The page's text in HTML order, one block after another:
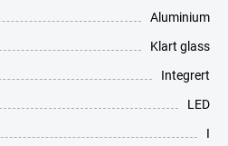
Aluminium
Klart glass
Integrert
LED
I